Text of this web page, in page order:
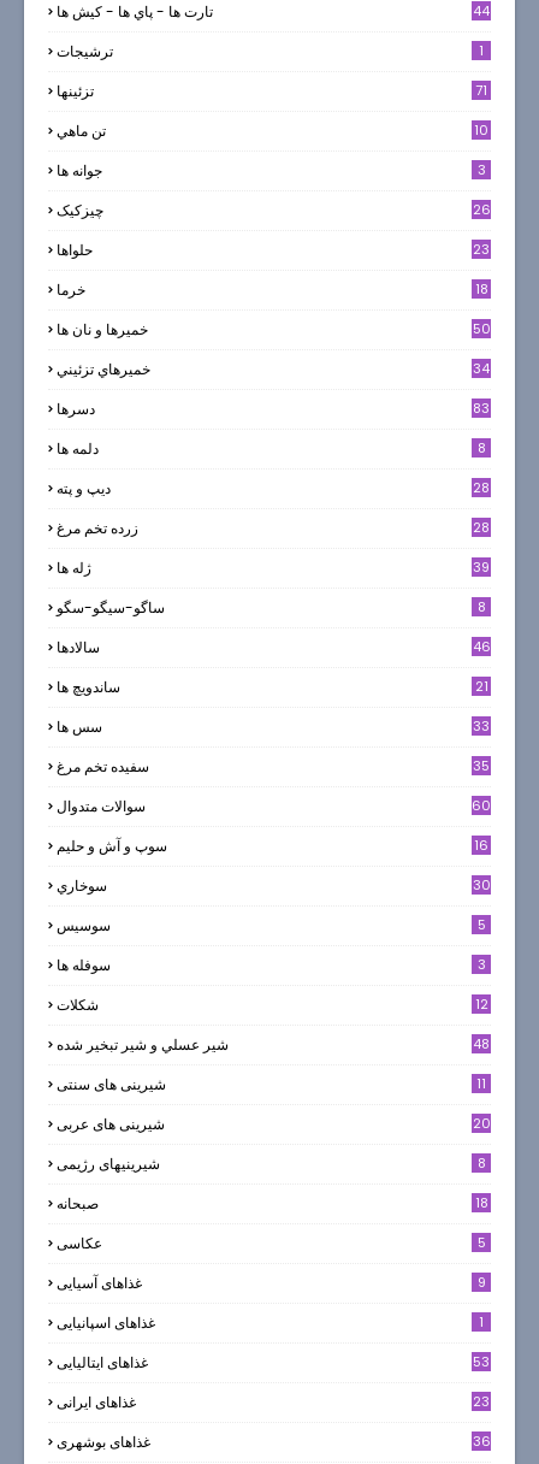
تارت ها - پاي ها - كيش ها 44
ترشيجات 1
تزئینها 71
تن ماهي 10
جوانه ها 3
چیزکیک 26
حلواها 23
خرما 18
خميرها و نان ها 50
خميرهاي تزئيني 34
دسرها 83
دلمه ها 8
ديپ و پته 28
زرده تخم مرغ 28
ژله ها 39
ساگو-سیگو-سگو 8
سالادها 46
ساندویچ ها 21
سس ها 33
سفيده تخم مرغ 35
سوالات متدوال 60
سوپ و آش و حليم 16
سوخاري 30
سوسيس 5
سوفله ها 3
شکلات
12
شير عسلي و شير تبخير شده 48
شیرینی های سنتی 11
شیرینی های عربی 20
شیرینیهای رژیمی 8
صبحانه 18
عکاسی 5
غذاهای آسیایی 9
غذاهای اسپانیایی 1
غذاهای ایتالیایی 53
غذاهای ایرانی 23
غذاهای بوشهری 36